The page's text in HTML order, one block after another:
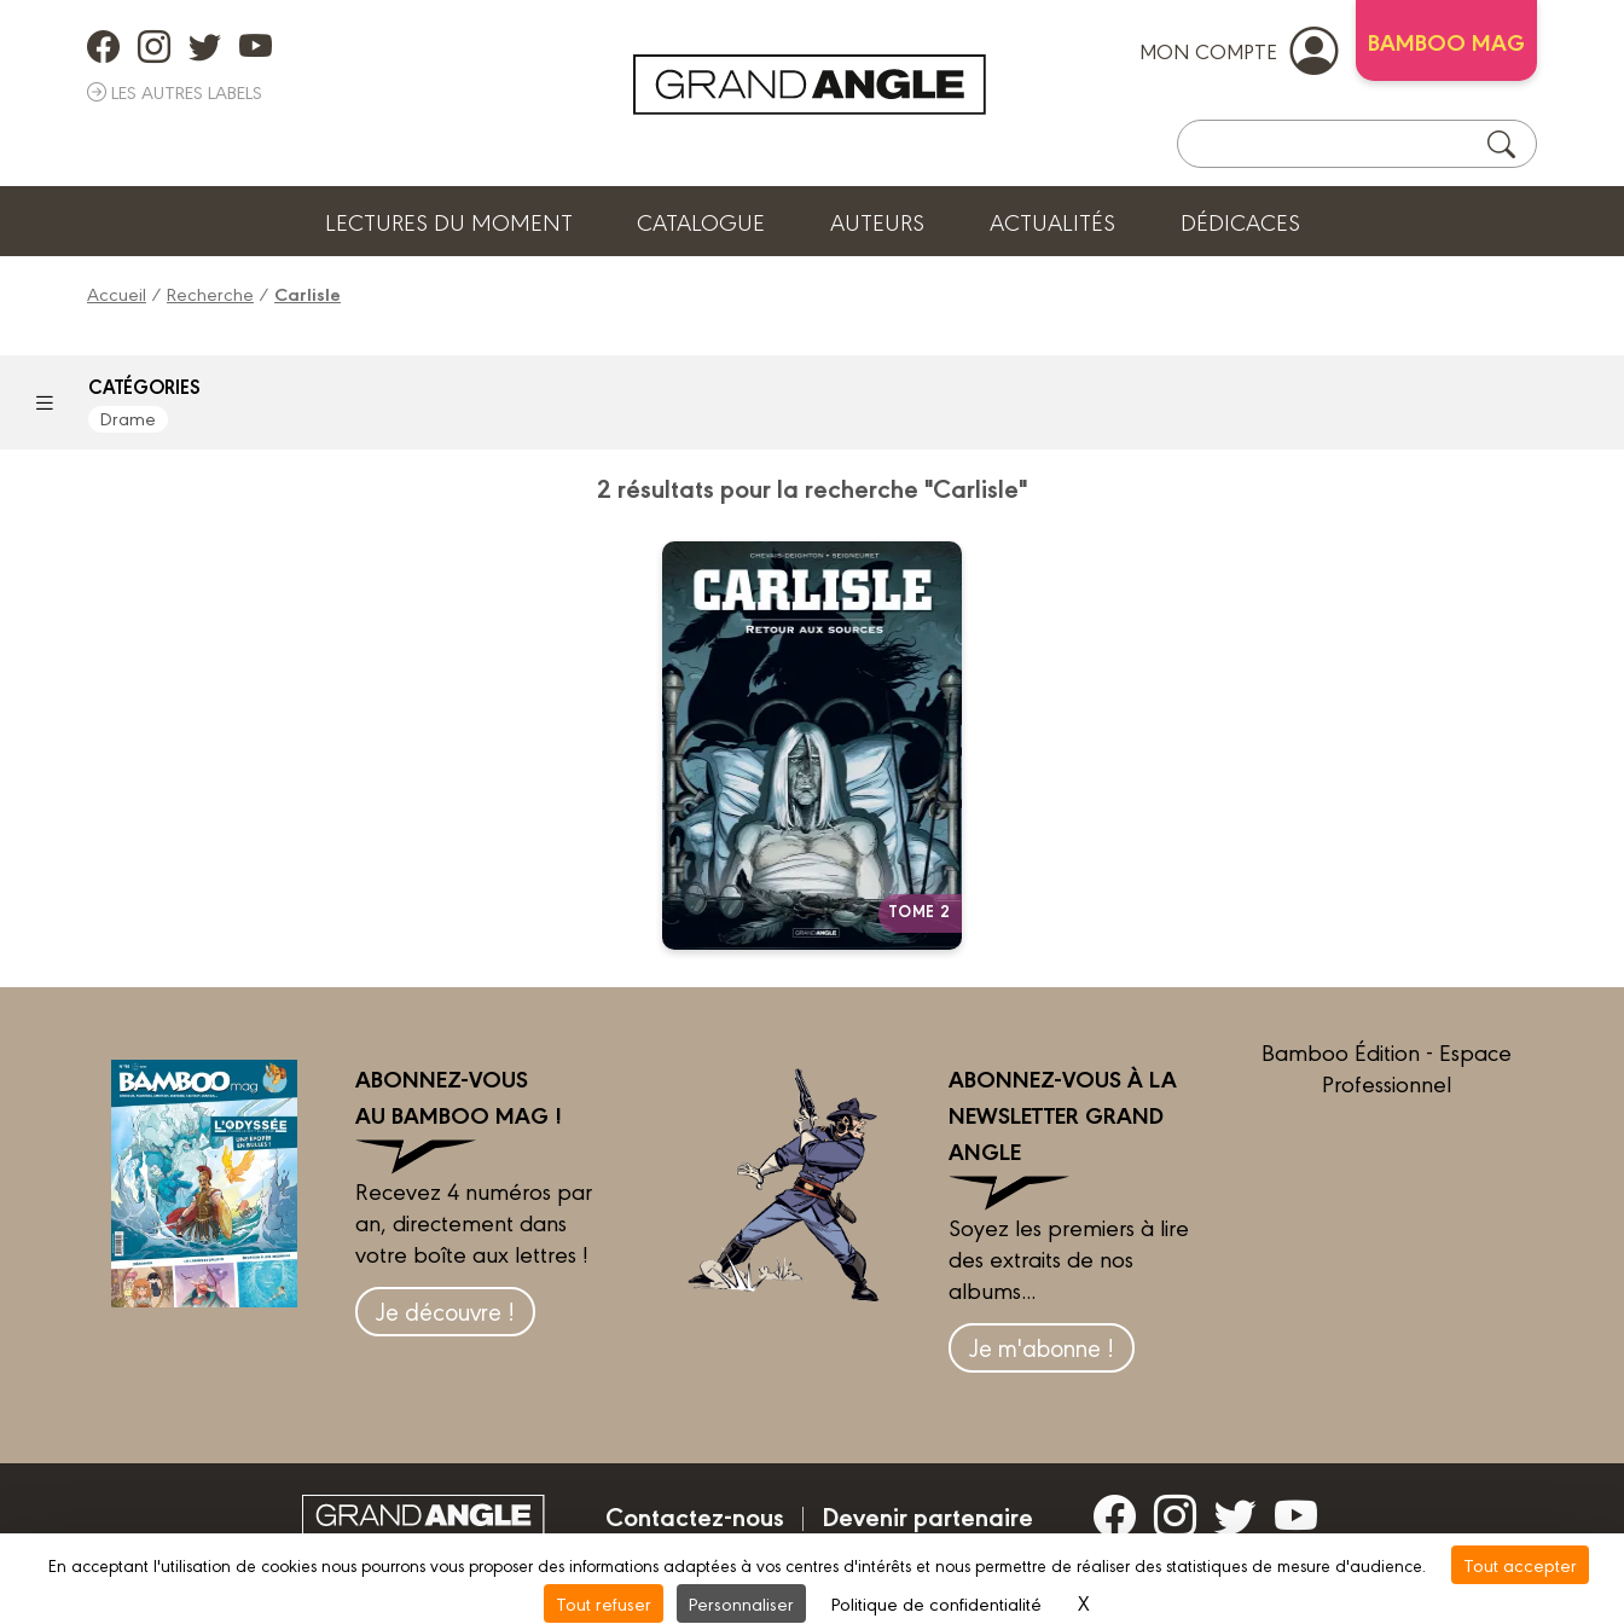
LES AUTRES LABELS
MON COMPTE BAMBOO MAG
LECTURES DU MOMENT CATALOGUE AUTEURS ACTUALITÉS DÉDICACES
Accueil / Recherche / Carlisle
CATÉGORIES
Drame
2 résultats pour la recherche "Carlisle"
TOME 2
Carlisle
Vol. 02/2
Date de parution :
28/01/2015
Autres tomes
ABONNEZ-VOUS
AU BAMBOO MAG !
Recevez 4 numéros par
an, directement dans
votre boîte aux lettres !
Je découvre !
ABONNEZ-VOUS À LA
NEWSLETTER GRAND
ANGLE
Soyez les premiers à lire
des extraits de nos
albums...
Je m'abonne !
Bamboo Édition - Espace
Professionnel
Contactez-nous Devenir partenaire
Mentions légales Conditions d’utilisation Vie privée
En acceptant l'utilisation de cookies nous pourrons vous proposer des informations adaptées à vos centres d'intérêts et nous permettre de réaliser des statistiques de mesure d'audience.
Tout accepter
Tout refuser
Personnaliser Politique de confidentialité X